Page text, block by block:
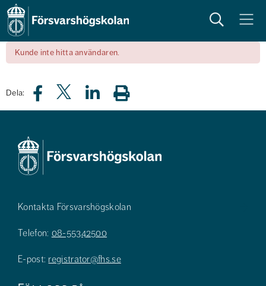
Sök Meny
Kunde inte hitta användaren.
Dela:
Kontakta Försvarshögskolan
Telefon: 08-55342500
E-post: registrator@fhs.se